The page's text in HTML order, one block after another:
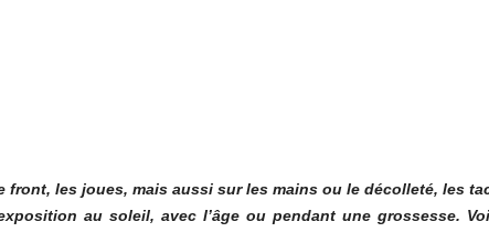
front, les joues, mais aussi sur les mains ou le décolleté, les
au soleil, avec l’âge ou pendant une grossesse.